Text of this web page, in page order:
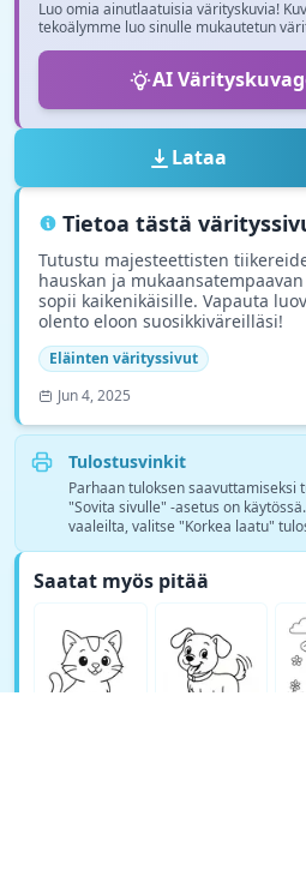
Luo omia ainutlaatuisia värityskuvia!
tekoälymme luo sinulle mukautetun
AI
Lataa
Tietoa tästä
Tutustu majesteettisten
hauskan ja
sopii kaikenikäisille. Vapauta
olento eloon suosikkiväreilläsi!
Eläinten värityssivut
Jun 4, 2025
Tulostusvinkit
Parhaan tuloksen saavuttamiseksi
"Sovita sivulle" -asetus on
vaaleilta, valitse "Korkea laatu"
Saatat myös pitää